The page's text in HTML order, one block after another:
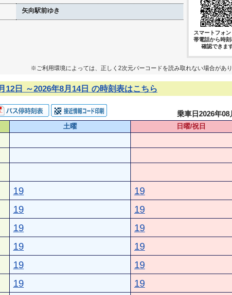
矢向駅前ゆき
スマートフォン
帯電話から時刻
確認できま
※ご利用環境によっては、正しく2次元バーコードを読み取れない場合があり
12日 ～2026年8月14日 の時刻表はこちら
乗車日2026年08
土曜
日曜/祝日
19 19
19 19
19 19
19 19
19 19
19 19